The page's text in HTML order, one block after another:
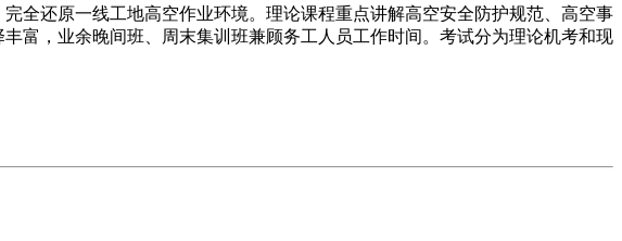
全还原一线工地高空作业环境。理论课程重点讲解高空安全防护规范、高空事
富，业余晚间班、周末集训班兼顾务工人员工作时间。考试分为理论机考和现